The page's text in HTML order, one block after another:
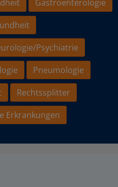
Gastroenterologie
Psychiatrie
Pneumologie
Rechtssplitter
Erkrankungen